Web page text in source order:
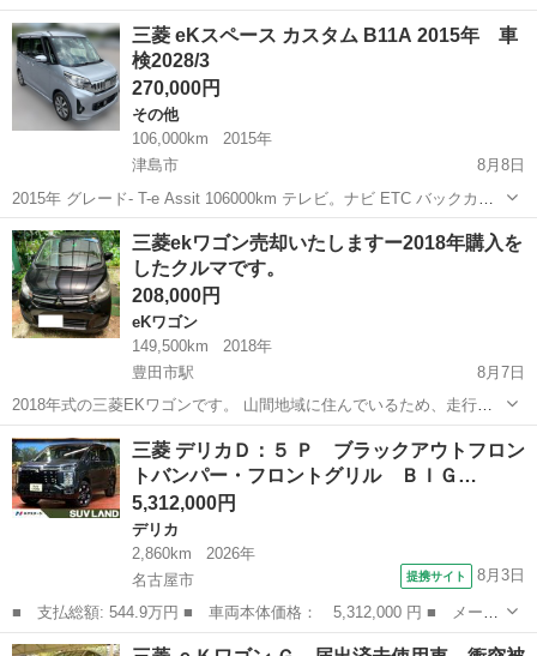
三菱 eKスペース カスタム B11A 2015年 車
検2028/3
270,000円
その他
106,000km
2015年
津島市
8月8日
2015年 グレード- T-e Assit 106000km テレビ。ナビ ETC バックカメ
ラ スマートキー アルミホイル 両側パワーサイドドア
愛知 津島市 その他
三菱ekワゴン売却いたしますー2018年購入を
したクルマです。
208,000円
eKワゴン
149,500km
2018年
豊田市駅
8月7日
2018年式の三菱EKワゴンです。 山間地域に住んでいるため、走行距
離は14万9000キロと長いですが、車検等で整備を行っていることもあ
り、車の走行状態はおおむね良好です。 バッテリーは最新の物に交換
済みで、オイル交換もし...
愛知 豊田市 豊田市駅
三菱 デリカＤ：５ Ｐ ブラックアウトフロン
トバンパー・フロントグリル ＢＩＧ…
5,312,000円
デリカ
2,860km
2026年
名古屋市
提携サイト 8月3日
■ 支払総額: 544.9万円 ■ 車両本体価格： 5,312,000 円 ■ メーカ
ー名： 三菱 ■ 車種名： デリカＤ：５ ■ グレード名： Ｐ ブ
愛知 名古屋市